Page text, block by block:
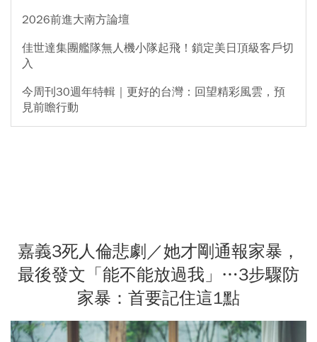
2026前進大南方論壇
佳世達集團艦隊無人機小隊起飛！鎖定美日頂級客戶切
入
今周刊30週年特輯｜更好的台灣：回望精彩風雲，預
見前瞻行動
嘉義3死人倫悲劇／她才剛通報家暴，
最後發文「能不能放過我」…3步驟防
家暴：首要記住這1點